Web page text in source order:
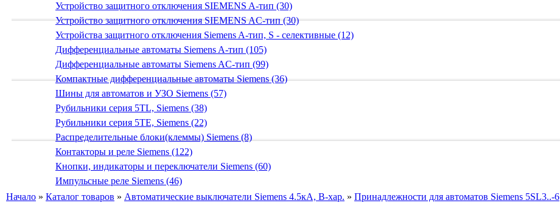
Устройство защитного отключения SIEMENS A-тип (30)
Устройство защитного отключения SIEMENS AС-тип (30)
Устройства защитного отключения Siemens A-тип, S - селективные (12)
Дифференциальные автоматы Siemens A-тип (105)
Дифференциальные автоматы Siemens AС-тип (99)
Компактные дифференциальные автоматы Siemens (36)
Шины для автоматов и УЗО Siemens (57)
Рубильники серия 5TL, Siemens (38)
Рубильники серия 5TE, Siemens (22)
Распределительные блоки(клеммы) Siemens (8)
Контакторы и реле Siemens (122)
Кнопки, индикаторы и переключатели Siemens (60)
Импульсные реле Siemens (46)
Начало » Каталог товаров » Автоматические выключатели Siemens 4.5кА, B-хар. » Принадлежности для автоматов Siemens 5SL3..-6